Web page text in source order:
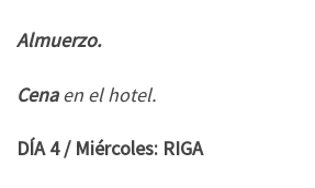
Almuerzo.
Cenaen el hotel.
DÍA 4 / Miércoles: RIGA